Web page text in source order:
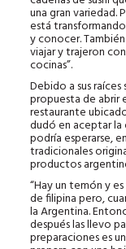
una gran variedad.
está
y conocer.
viajar y trajeron
cocinas”.
Debido a sus
propuesta de abrir
restaurante
dudó en aceptar
podría esperarse,
tradicionales
productos
“Hay un temón y
de filipina pero,
la Argentina.
después las llevo
preparaciones es